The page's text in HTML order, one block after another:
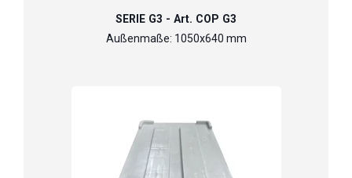
SERIE G3 - Art. COP G3
Außenmaße: 1050x640 mm